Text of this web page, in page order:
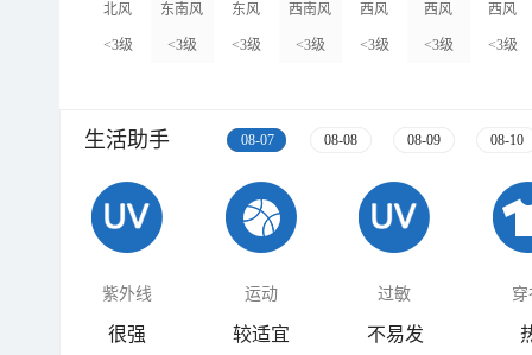
北风
<3级
东南风
<3级
东风
<3级
西南风
<3级
西风
<3级
西风
<3级
西风
<3级
生活助手 08-07 08-08 08-09 08-10
紫外线 运动 过敏 穿
很强 较适宜 不易发